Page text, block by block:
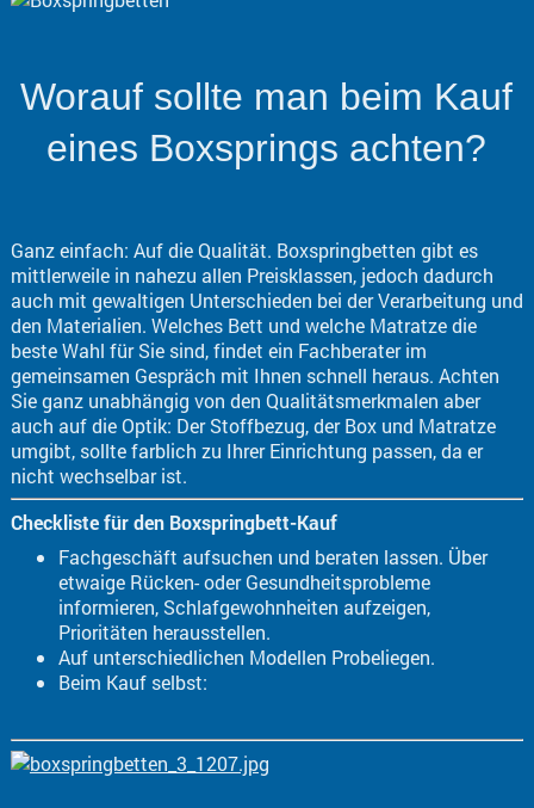
Worauf sollte man beim Kauf
eines Boxsprings achten?
Ganz einfach: Auf die Qualität. Boxspringbetten gibt es
mittlerweile in nahezu allen Preisklassen, jedoch dadurch
auch mit gewaltigen Unterschieden bei der Verarbeitung und
den Materialien. Welches Bett und welche Matratze die
beste Wahl für Sie sind, findet ein Fachberater im
gemeinsamen Gespräch mit Ihnen schnell heraus. Achten
Sie ganz unabhängig von den Qualitätsmerkmalen aber
auch auf die Optik: Der Stoffbezug, der Box und Matratze
umgibt, sollte farblich zu Ihrer Einrichtung passen, da er
nicht wechselbar ist.
Checkliste für den Boxspringbett-Kauf
Fachgeschäft aufsuchen und beraten lassen. Über
etwaige Rücken- oder Gesundheitsprobleme
informieren, Schlafgewohnheiten aufzeigen,
Prioritäten herausstellen.
Auf unterschiedlichen Modellen Probeliegen.
Beim Kauf selbst: